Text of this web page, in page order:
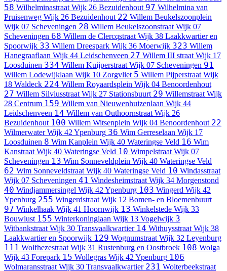
58 Wilhelminastraat Wijk 26 Bezuidenhout 97 Wilhelmina van
Pruisenweg Wijk 26 Bezuidenhout 22 Willem Beukelszoonplein
Wijk 07 Scheveningen 28 Willem Beukelszoonstraat Wijk 07
Scheveningen 68 Willem de Clercqstraat Wijk 38 Laakkwartier en
Spoorwijk 33 Willem Dreespark Wijk 36 Moerwijk 323 Willem
Hanegraaflaan Wijk 44 Leidschenveen 27 Willem III straat Wijk 17
Loosduinen 334 Willem Kuijperstraat Wijk 07 Scheveningen 91
Willem Lodewijklaan Wijk 10 Zorgvliet 5 Willem Pijperstraat Wijk
18 Waldeck 224 Willem Royaardsplein Wijk 04 Benoordenhout
27 Willem Silviusstraat Wijk 27 Stationsbuurt 29 Willemstraat Wijk
28 Centrum 159 Willem van Nieuwenhuizenlaan Wijk 44
Leidschenveen 14 Willem van Outhoornstraat Wijk 26
Bezuidenhout 100 Willem Witsenplein Wijk 04 Benoordenhout 22
Wilmerwater Wijk 42 Ypenburg 36 Wim Gerreselaan Wijk 17
Loosduinen 8 Wim Kanplein Wijk 40 Wateringse Veld 16 Wim
Kanstraat Wijk 40 Wateringse Veld 10 Wimpelstraat Wijk 07
Scheveningen 13 Wim Sonneveldplein Wijk 40 Wateringse Veld
62 Wim Sonneveldstraat Wijk 40 Wateringse Veld 10 Windasstraat
Wijk 07 Scheveningen 41 Windesheimstraat Wijk 34 Morgenstond
40 Windjammersingel Wijk 42 Ypenburg 103 Wingerd Wijk 42
Ypenburg 255 Wingerdstraat Wijk 12 Bomen- en Bloemenbuurt
97 Winkelhaak Wijk 41 Hoornwijk 13 Winkelstede Wijk 33
Bouwlust 155 Winterkoninglaan Wijk 13 Vogelwijk 3
Witbankstraat Wijk 30 Transvaalkwartier 14 Withuysstraat Wijk 38
Laakkwartier en Spoorwijk 129 Wognumstraat Wijk 32 Leyenburg
111 Wolfhezestraat Wijk 31 Rustenburg en Oostbroek 108 Wolga
Wijk 43 Forepark 15 Wollegras Wijk 42 Ypenburg 106
Wolmaransstraat Wijk 30 Transvaalkwartier 231 Wolterbeekstraat